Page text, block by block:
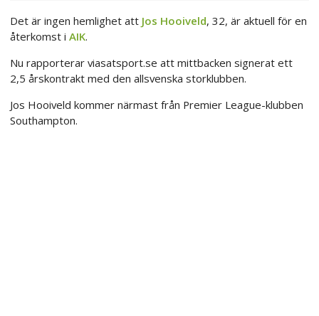
Det är ingen hemlighet att Jos Hooiveld, 32, är aktuell för en
återkomst i AIK.
Nu rapporterar viasatsport.se att mittbacken signerat ett
2,5 årskontrakt med den allsvenska storklubben.
Jos Hooiveld kommer närmast från Premier League-klubben
Southampton.